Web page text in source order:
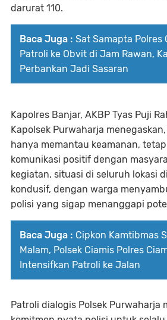
darurat 110.
Baca Juga : Sat Samapta Polres
Patroli ke Obvit di Jam Rawan,
Perbankan Jadi Sasaran
Kapolres Banjar, AKBP Tyas Puji
Kapolsek Purwaharja
hanya memantau keamanan,
komunikasi positif dengan
kegiatan, situasi di seluruh lokasi
kondusif, dengan warga
polisi yang sigap menanggapi
Baca Juga : Cipkon Kamtibmas
Malam, Polsek Ciamis Polres
Intensifkan Patroli ke Jalan
Patroli dialogis Polsek Purwaharja